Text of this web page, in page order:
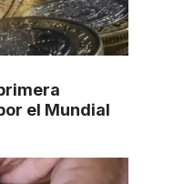
el Mundial